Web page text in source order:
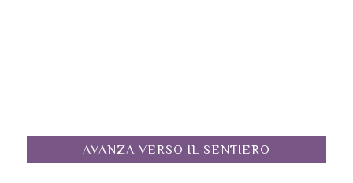
AVANZA VERSO IL SENTIERO